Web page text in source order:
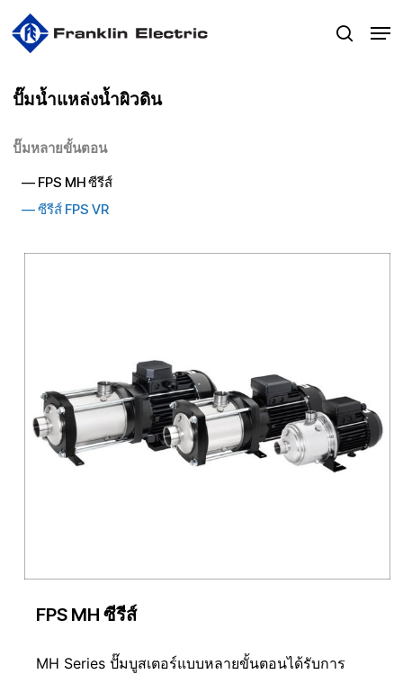
Skip
to
content
search
ปั๊มน้ำแหล่งน้ำผิวดิน
ปั๊มหลายขั้นตอน
— FPS MH ซีรีส์
—ซีรีส์ FPS VR
FPS MH ซีรีส์
MH Series ปั๊มบูสเตอร์แบบหลายขั้นตอนได้รับการ